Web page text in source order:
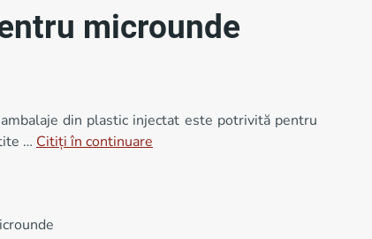
microunde
din plastic injectat este potrivită pentru
… Citiți în continuare